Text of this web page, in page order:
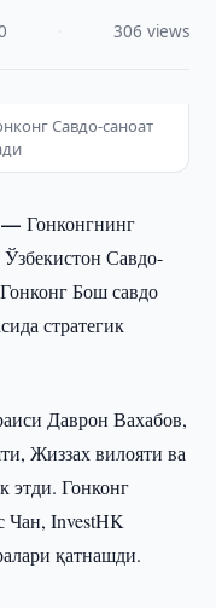
306 views
Савдо-саноат
—Гонконгнинг
Савдо-
Бош савдо
стратегик
Даврон Вахабов,
Жиззах вилояти ва
этди. Гонконг
Чан, InvestHK
қатнашди.